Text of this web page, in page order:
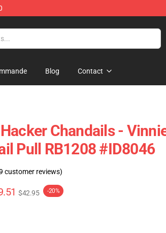
Blog Contact
Chandails -
Pull RB1208 #ID8046
customer reviews)
$42.95 -20%